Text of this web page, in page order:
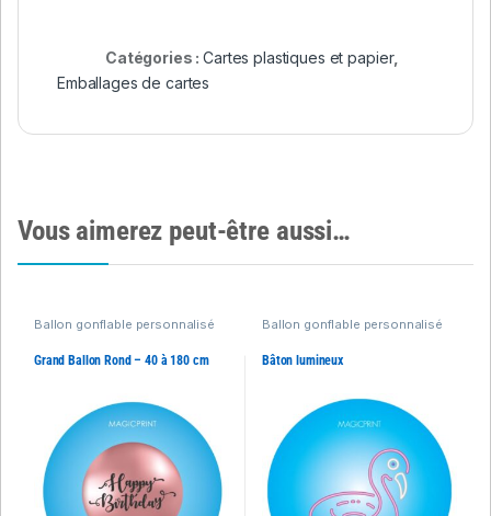
Catégories :Cartes plastiques et papier,
Emballages de cartes
Vous aimerez peut-être aussi…
Ballon gonflable personnalisé
Grand Ballon Rond – 40 à 180 cm
Ballon gonflable personnalisé
Bâton lumineux